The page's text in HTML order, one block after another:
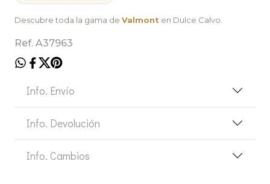
Descubre toda la gama de Valmont en Dulce Calvo.
Ref. A37963
Info. Envío
Info. Devolución
Info. Cambios